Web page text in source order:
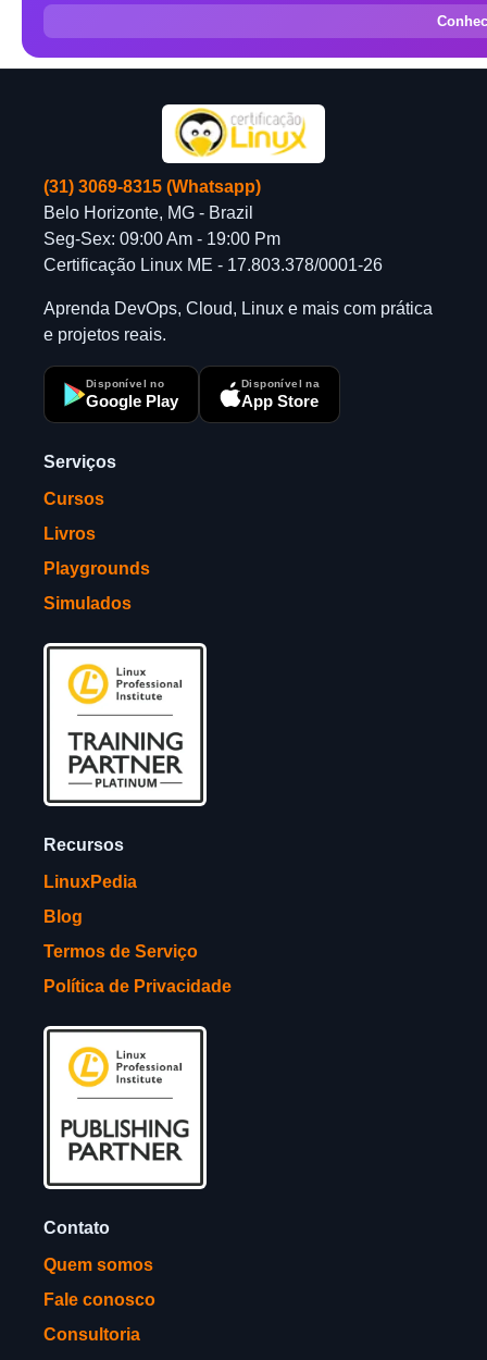
(31) 3069-8315 (Whatsapp)
Belo Horizonte, MG - Brazil
Seg-Sex: 09:00 Am - 19:00 Pm
Certificação Linux ME - 17.803.378/0001-26
Aprenda DevOps, Cloud, Linux e mais com prática
e projetos reais.
Disponível no
Google Play
Disponível na
App Store
Serviços
Cursos
Livros
Playgrounds
Simulados
Recursos
LinuxPedia
Blog
Termos de Serviço
Política de Privacidade
Contato
Quem somos
Fale conosco
Consultoria